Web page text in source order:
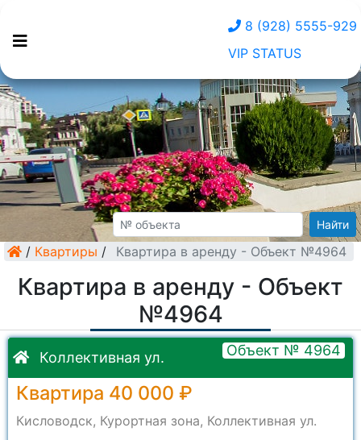
8 (928) 5555-929
VIP STATUS
Найти
/ Квартиры / Квартира в аренду - Объект №4964
Квартира в аренду - Объект
№4964
Коллективная ул. Объект № 4964
Квартира 40 000 ₽
Кисловодск, Курортная зона, Коллективная ул.